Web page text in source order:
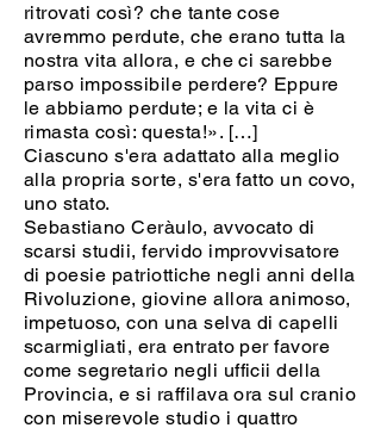
ritrovati così? che tante cose
avremmo perdute, che erano tutta la
nostra vita allora, e che ci sarebbe
parso impossibile perdere? Eppure
le abbiamo perdute; e la vita ci è
rimasta così: questa!». […]
Ciascuno s'era adattato alla meglio
alla propria sorte, s'era fatto un covo,
uno stato.
Sebastiano Ceràulo, avvocato di
scarsi studii, fervido improvvisatore
di poesie patriottiche negli anni della
Rivoluzione, giovine allora animoso,
impetuoso, con una selva di capelli
scarmigliati, era entrato per favore
come segretario negli ufficii della
Provincia, e si raffilava ora sul cranio
con miserevole studio i quattro